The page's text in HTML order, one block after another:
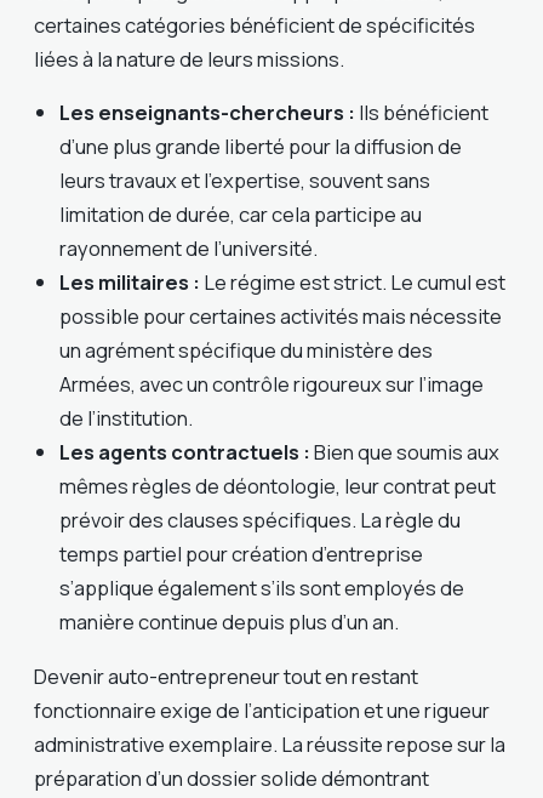
certaines catégories bénéficient de spécificités
liées à la nature de leurs missions.
Les enseignants-chercheurs : Ils bénéficient
d’une plus grande liberté pour la diffusion de
leurs travaux et l’expertise, souvent sans
limitation de durée, car cela participe au
rayonnement de l’université.
Les militaires : Le régime est strict. Le cumul est
possible pour certaines activités mais nécessite
un agrément spécifique du ministère des
Armées, avec un contrôle rigoureux sur l’image
de l’institution.
Les agents contractuels : Bien que soumis aux
mêmes règles de déontologie, leur contrat peut
prévoir des clauses spécifiques. La règle du
temps partiel pour création d’entreprise
s’applique également s’ils sont employés de
manière continue depuis plus d’un an.
Devenir auto-entrepreneur tout en restant
fonctionnaire exige de l’anticipation et une rigueur
administrative exemplaire. La réussite repose sur la
préparation d’un dossier solide démontrant